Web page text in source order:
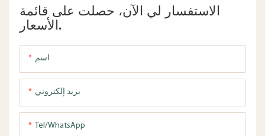
الاستفسار لي الآن، حصلت على قائمة
الأسعار.
اسم
بريد إلكتروني
Tel/WhatsApp